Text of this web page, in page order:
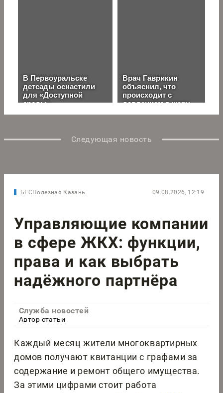
Следующая новость
БЕСПолезная Казань 09.08.2026, 12:19
Управляющие компании
в сфере ЖКХ: функции,
права и как выбрать
надёжного партнёра
Служба новостей
Автор статьи
Каждый месяц жители многоквартирных
домов получают квитанции с графами за
содержание и ремонт общего имущества.
За этими цифрами стоит работа